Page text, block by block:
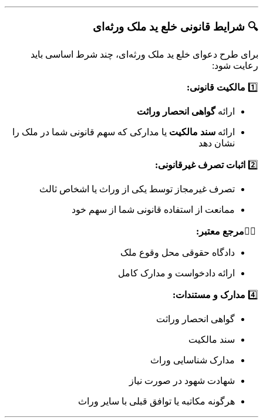
قانونی خلع ید ملک ورثه‌ای
دعوای خلع ید ملک ورثه‌ای، چند شرط اساسی باید
شود:
قانونی:
گواهی انحصار وراثت
سند مالکیت یا مدارکی که سهم قانونی شما در ملک را
نشان دهد
تصرف غیرقانونی:
تصرف غیرمجاز توسط یکی از وراث یا اشخاص ثالث
ممانعت از استفاده قانونی شما از سهم خود
معتبر:
دادگاه حقوقی محل وقوع ملک
ارائه دادخواست و مدارک کامل
و مستندات:
گواهی انحصار وراثت
سند مالکیت
مدارک شناسایی وراث
شهادت شهود در صورت نیاز
هرگونه مکاتبه یا توافق قبلی با سایر وراث